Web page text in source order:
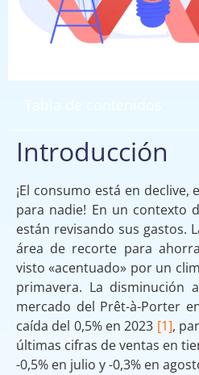
Introducción
¡El consumo está en
para nadie! En un contexto
están revisando sus gastos.
área de recorte para
visto «acentuado» por un
primavera. La disminución
mercado del Prêt-à-Porter
caída del 0,5% en 2023 [1],
últimas cifras de ventas en
-0,5% en julio y -0,3% en